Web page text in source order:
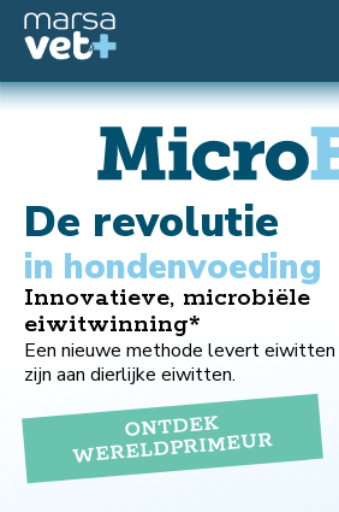
De revolutie
in hondenvoeding
Innovatieve, microbiële
eiwitwinning*
Een nieuwe methode levert
zijn aan dierlijke eiwitten.
ONTDEK
WERELDPRIMEUR